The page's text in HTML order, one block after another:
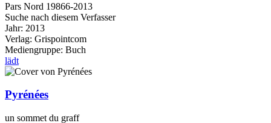
Pars Nord 19866-2013
Suche nach diesem Verfasser
Jahr: 2013
Verlag: Grispointcom
Mediengruppe: Buch
lädt
Pyrénées
un sommet du graff